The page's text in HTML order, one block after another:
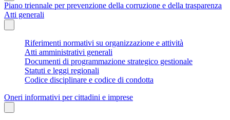
Piano triennale per prevenzione della corruzione e della trasparenza
Atti generali
Riferimenti normativi su organizzazione e attività
Atti amministrativi generali
Documenti di programmazione strategico gestionale
Statuti e leggi regionali
Codice disciplinare e codice di condotta
Oneri informativi per cittadini e imprese